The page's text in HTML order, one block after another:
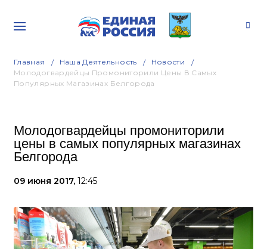
Главная Наша Деятельность
Новости
Молодогвардейцы Промониторили Цены В Самых
Популярных Магазинах Белгорода
Молодогвардейцы промониторили
цены в самых популярных магазинах
Белгорода
09 июня 2017, 12:45